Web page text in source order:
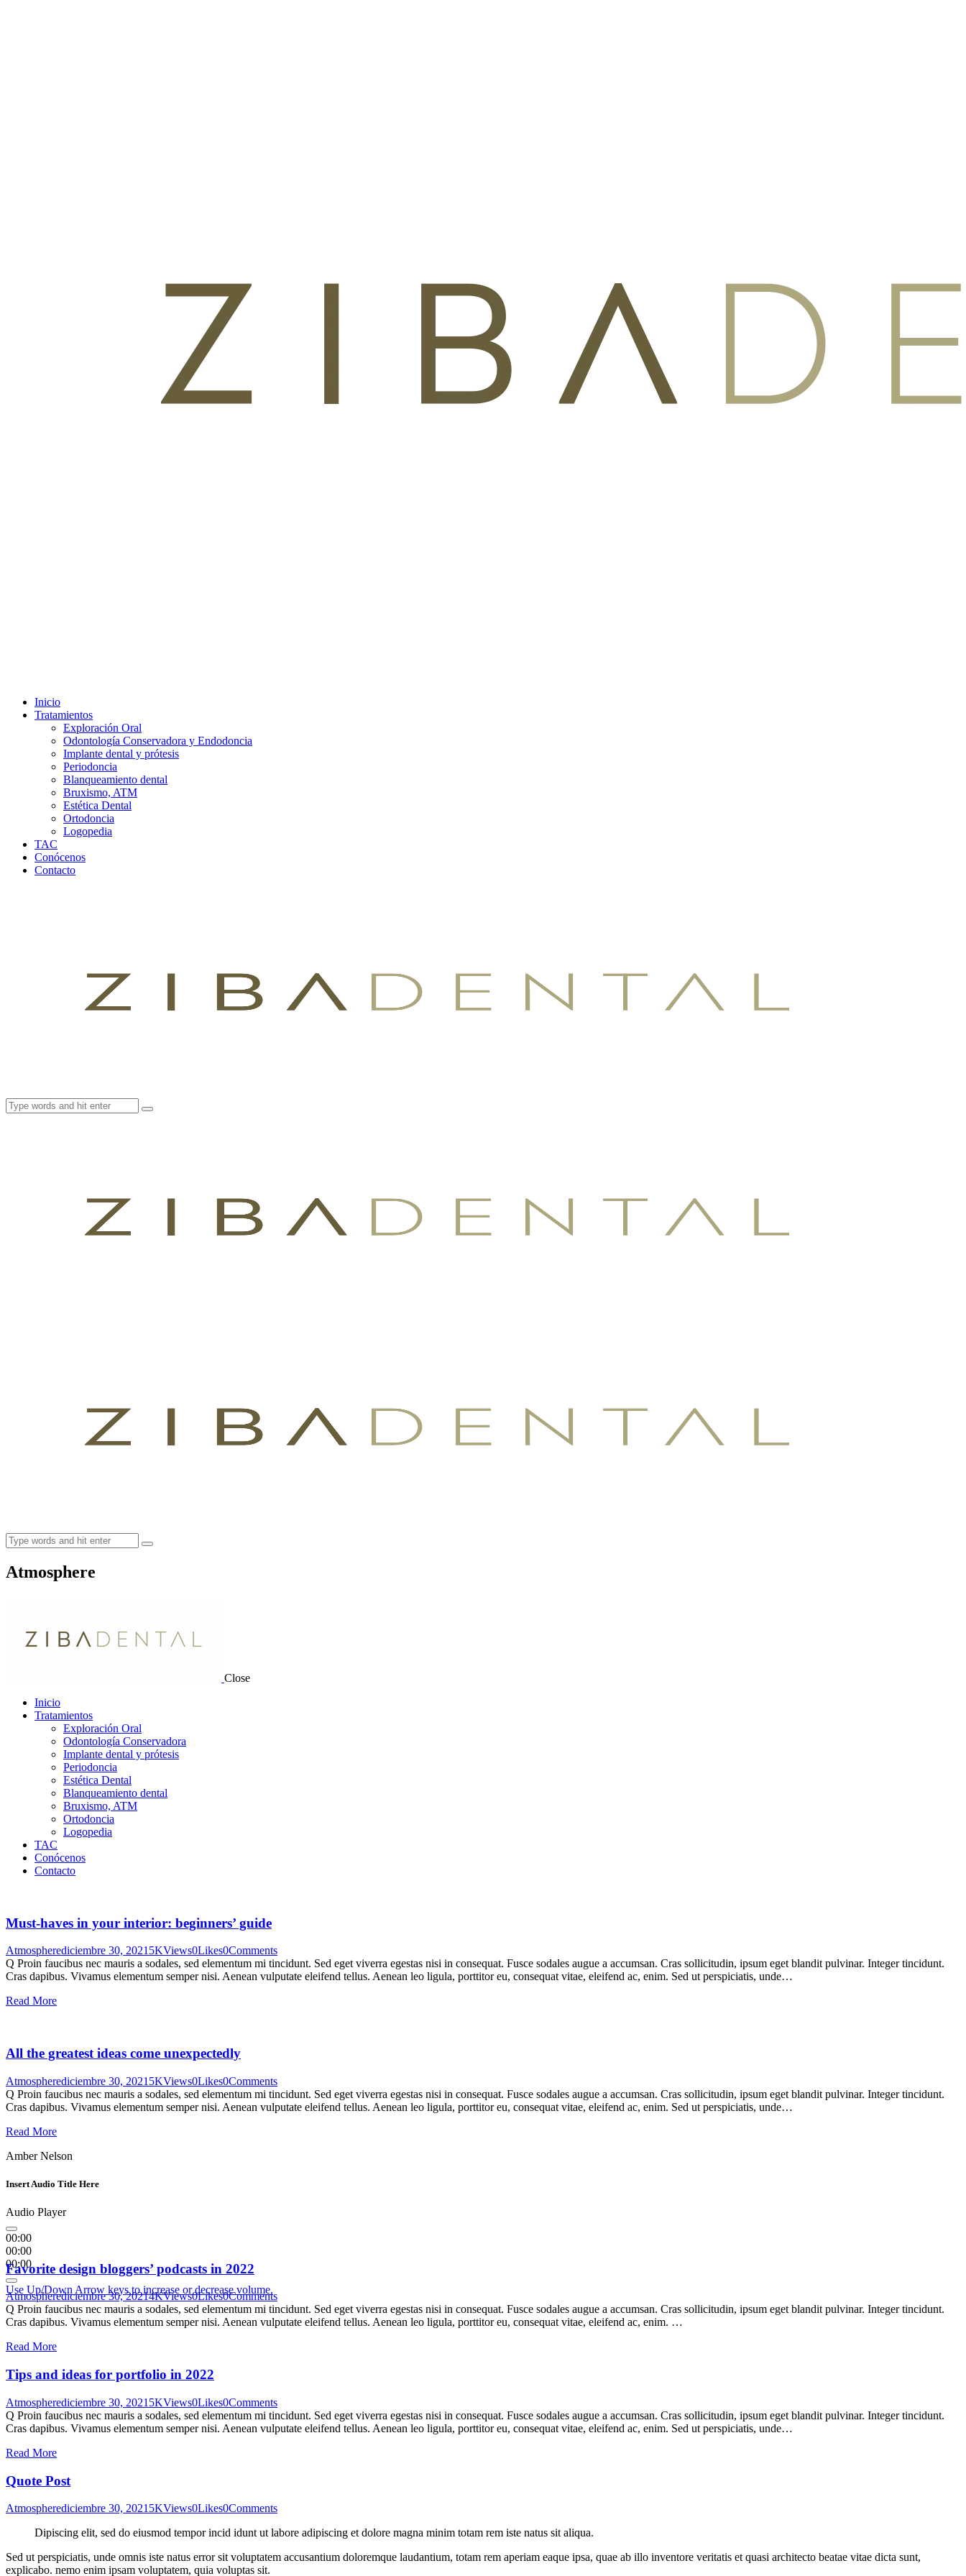
Inicio
Tratamientos
Exploración Oral
Odontología Conservadora y Endodoncia
Implante dental y prótesis
Periodoncia
Blanqueamiento dental
Bruxismo, ATM
Estética Dental
Ortodoncia
Logopedia
TAC
Conócenos
Contacto
Atmosphere
Close
Inicio
Tratamientos
Exploración Oral
Odontología Conservadora
Implante dental y prótesis
Periodoncia
Estética Dental
Blanqueamiento dental
Bruxismo, ATM
Ortodoncia
Logopedia
TAC
Conócenos
Contacto
Must-haves in your interior: beginners’ guide
Atmospherediciembre 30, 2021 5KViews0Likes0Comments
Q Proin faucibus nec mauris a sodales, sed elementum mi tincidunt. Sed eget viverra egestas nisi in consequat. Fusce sodales augue a accumsan. Cras sollicitudin, ipsum eget blandit pulvinar. Integer tincidunt.
Cras dapibus. Vivamus elementum semper nisi. Aenean vulputate eleifend tellus. Aenean leo ligula, porttitor eu, consequat vitae, eleifend ac, enim. Sed ut perspiciatis, unde…
Read More
All the greatest ideas come unexpectedly
Atmospherediciembre 30, 2021 5KViews0Likes0Comments
Q Proin faucibus nec mauris a sodales, sed elementum mi tincidunt. Sed eget viverra egestas nisi in consequat. Fusce sodales augue a accumsan. Cras sollicitudin, ipsum eget blandit pulvinar. Integer tincidunt.
Cras dapibus. Vivamus elementum semper nisi. Aenean vulputate eleifend tellus. Aenean leo ligula, porttitor eu, consequat vitae, eleifend ac, enim. Sed ut perspiciatis, unde…
Read More
Amber Nelson
Insert Audio Title Here
Audio Player
00:00
00:00
00:00
Use Up/Down Arrow keys to increase or decrease volume.
Favorite design bloggers’ podcasts in 2022
Atmospherediciembre 30, 20214KViews0Likes0Comments
Q Proin faucibus nec mauris a sodales, sed elementum mi tincidunt. Sed eget viverra egestas nisi in consequat. Fusce sodales augue a accumsan. Cras sollicitudin, ipsum eget blandit pulvinar. Integer tincidunt.
Cras dapibus. Vivamus elementum semper nisi. Aenean vulputate eleifend tellus. Aenean leo ligula, porttitor eu, consequat vitae, eleifend ac, enim. …
Read More
Tips and ideas for portfolio in 2022
Atmospherediciembre 30, 2021 5KViews0Likes0Comments
Q Proin faucibus nec mauris a sodales, sed elementum mi tincidunt. Sed eget viverra egestas nisi in consequat. Fusce sodales augue a accumsan. Cras sollicitudin, ipsum eget blandit pulvinar. Integer tincidunt.
Cras dapibus. Vivamus elementum semper nisi. Aenean vulputate eleifend tellus. Aenean leo ligula, porttitor eu, consequat vitae, eleifend ac, enim. Sed ut perspiciatis, unde…
Read More
Quote Post
Atmospherediciembre 30, 2021 5KViews0Likes0Comments
Dipiscing elit, sed do eiusmod tempor incid idunt ut labore adipiscing et dolore magna minim totam rem iste natus sit aliqua.
Sed ut perspiciatis, unde omnis iste natus error sit voluptatem accusantium doloremque laudantium, totam rem aperiam eaque ipsa, quae ab illo inventore veritatis et quasi architecto beatae vitae dicta sunt,
explicabo. nemo enim ipsam voluptatem, quia voluptas sit.